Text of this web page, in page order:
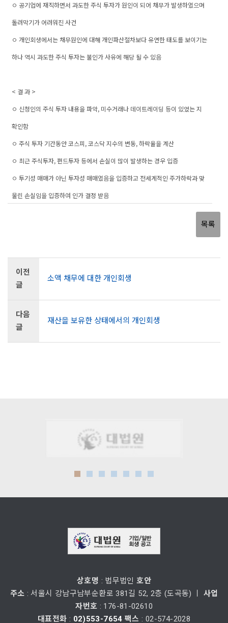
ㅇ 공기업에 재직하면서 과도한 주식 투자가 원인이 되어 채무가 발생하였으며
돌려막기가 어려워진 사건
ㅇ 개인회생에서는 채무원인에 대해 개인파산절차보다 유연한 태도를 보이기는
하나 역시 과도한 주식 투자는 불인가 사유에 해당 될 수 있음
< 결 과 >
ㅇ 신청인의 주식 투자 내용을 파악, 미수거래나 데이트레이딩 등이 있었는 지
확인함
ㅇ 주식 투자 기간동안 코스피, 코스닥 지수의 변동, 하락율을 계산
ㅇ 최근 주식투자, 펀드투자 등에서 손실이 많이 발생하는 경우 입증
ㅇ 투기성 매매가 아닌 투자성 매매였음을 입증하고 전세계적인 주가하락과 맞
물린 손실임을 입증하여 인가 결정 받음
목록
이전
글
소액 채무에 대한 개인회생
다음
글
재산을 보유한 상태에서의 개인회생
상호명 : 법무법인호안
주소 : 서울시 강남구남부순환로 381길 52, 2층 (도곡동) ㅣ 사업
자번호 : 176-81-02610
대표전화 : 02)553-7654 팩스 : 02-574-2028